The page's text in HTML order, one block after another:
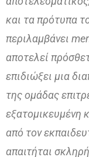
και τα πρότυπα
περιλαμβάνει
αποτελεί
επιδιώξει μια
της ομάδας
εξατομικευμένη
από τον
απαιτήται